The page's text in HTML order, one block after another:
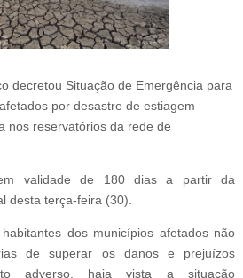
decretou Situação de Emergência para
por desastre de estiagem
nos reservatórios da rede de
validade de 180 dias a partir da
desta terça-feira (30).
dos municípios afetados não
de superar os danos e prejuízos
adverso, haja vista a situação